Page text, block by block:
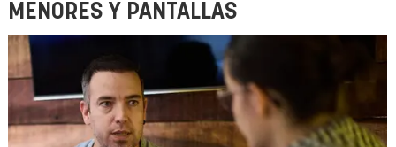
MENORES Y PANTALLAS